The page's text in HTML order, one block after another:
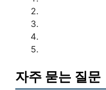
자주 묻는 질문